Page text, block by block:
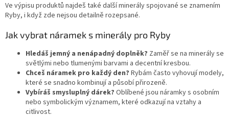
Ve výpisu produktů najdeš také další minerály spojované se znamením
Ryby, i když zde nejsou detailně rozepsané.
Jak vybrat náramek s minerály pro Ryby
Hledáš jemný a nenápadný doplněk? Zaměř se na minerály se
světlými nebo tlumenými barvami a decentní kresbou.
Chceš náramek pro každý den? Rybám často vyhovují modely,
které se snadno kombinují a působí přirozeně.
Vybíráš smysluplný dárek? Oblíbené jsou náramky s osobním
nebo symbolickým významem, které odkazují na vztahy a
citlivost.